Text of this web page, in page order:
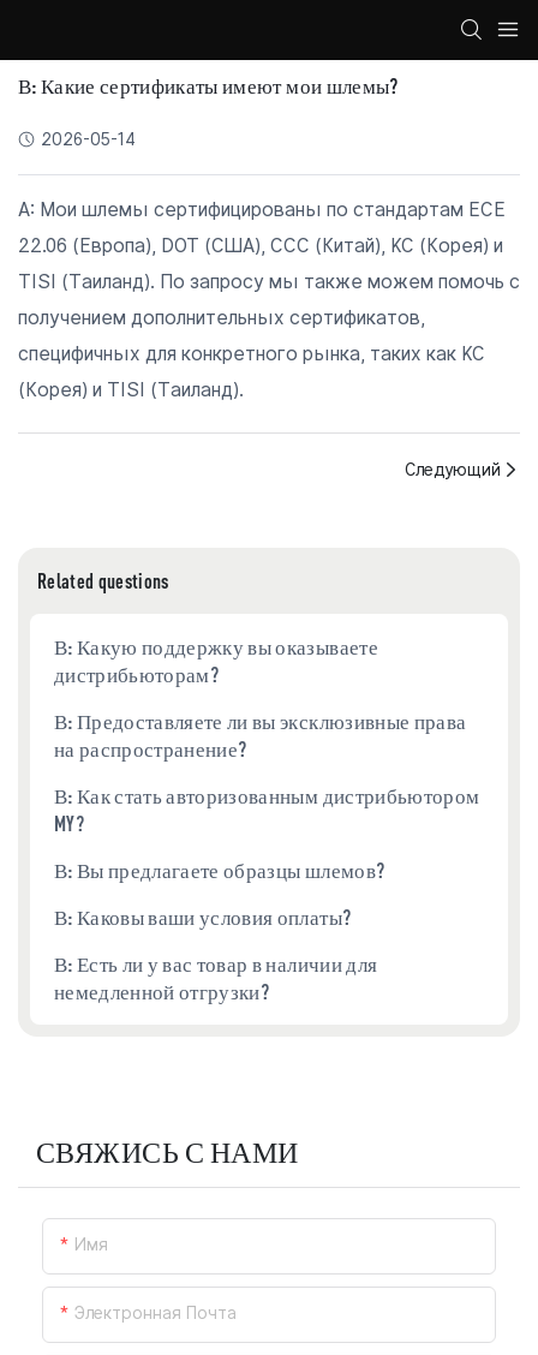
В: Какие сертификаты имеют мои шлемы?
2026-05-14
A: Мои шлемы сертифицированы по стандартам ECE
22.06 (Европа), DOT (США), CCC (Китай), KC (Корея) и
TISI (Таиланд). По запросу мы также можем помочь с
получением дополнительных сертификатов,
специфичных для конкретного рынка, таких как KC
(Корея) и TISI (Таиланд).
Следующий
Related questions
В: Какую поддержку вы оказываете
дистрибьюторам?
В: Предоставляете ли вы эксклюзивные права
на распространение?
В: Как стать авторизованным дистрибьютором
MY?
В: Вы предлагаете образцы шлемов?
В: Каковы ваши условия оплаты?
В: Есть ли у вас товар в наличии для
немедленной отгрузки?
СВЯЖИСЬ С НАМИ
Имя
Электронная Почта